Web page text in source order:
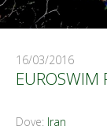
16/03/2016
EUROSWIM
Dove: Iran